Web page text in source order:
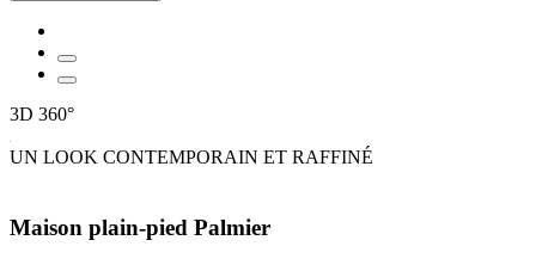
3D 360°
UN LOOK CONTEMPORAIN ET RAFFINÉ
Maison plain-pied Palmier